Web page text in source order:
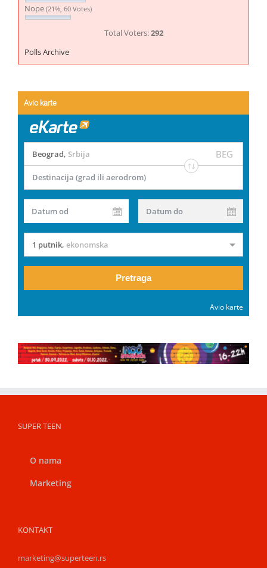
Nope (21%, 60 Votes)
Total Voters:292
Polls Archive
Avio karte
Beograd, Srbija BEG
Destinacija (grad ili aerodrom)
Datum od Datum do
1 putnik, ekonomska
Pretraga
Avio karte
SUPER TEEN
O nama
Marketing
KONTAKT
marketing@superteen.rs